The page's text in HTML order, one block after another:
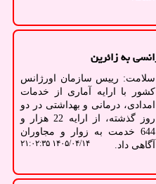
سلامت: رییس سازمان اورژانس
کشور با ارایه آماری از خدمات
امدادی، درمانی و بهداشتی در دو
روز گذشته، از ارایه 22 هزار و
644 خدمت به زوار و مجاوران
آگاهی داد.
۱۴۰۵/۰۴/۱۴ ۲۱:۰۲:۳۵